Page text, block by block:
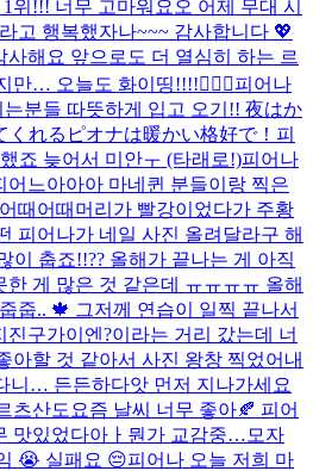
위!!! 너무 고마워요오 어제 무대 시
고 행복했자나~~~ 감사합니다 💖​
사해요 앞으로도 더 열심히 하는 르
만… 오늘도 화이띵!!!!❤️‍🔥💪피어나
분들 따뜻하게 입고 오기!! 夜はか
れるピオナは暖かい格好で！ 피
죠 늦어서 미안ㅜ (타래로!)피어나
어느아아아 마네퀸 분들이랑 찍은
때어때 머리가 빨강이었다가 주황
피어나가 네일 사진 올려달라구 해
이 춥죠!!?? 올해가 끝나는 게 아직
게 많은 것 같은데 ㅠㅠㅠㅠ 올해
줍.. 🍁​ 그저께 연습이 일찍 끝나서
구가이엔?이라는 거리 갔는데 너
아할 것 같아서 사진 왕창 찍었어 내
니… 든든하다앗 먼저 지나가세요
츠산도 요즘 날씨 너무 좋아🍂 피어
맛있었다아ㅏ 뭔가 교감중… 모자
😭 실패요 😔피어나 오늘 저희 마